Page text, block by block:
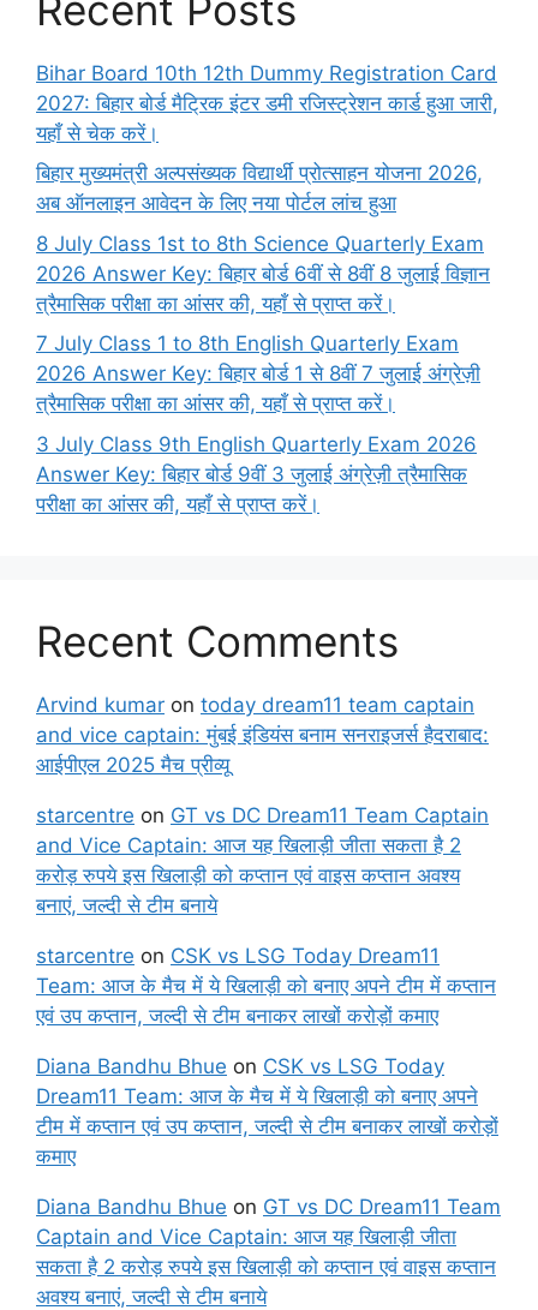
Bihar Board 10th 12th Dummy Registration Card
2027: बिहार बोर्ड मैट्रिक इंटर डमी रजिस्ट्रेशन कार्ड हुआ जारी,
यहाँ से चेक करें।
बिहार मुख्यमंत्री अल्पसंख्यक विद्यार्थी प्रोत्साहन योजना 2026,
अब ऑनलाइन आवेदन के लिए नया पोर्टल लांच हुआ
8 July Class 1st to 8th Science Quarterly Exam
2026 Answer Key: बिहार बोर्ड 6वीं से 8वीं 8 जुलाई विज्ञान
त्रैमासिक परीक्षा का आंसर की, यहाँ से प्राप्त करें।
7 July Class 1 to 8th English Quarterly Exam
2026 Answer Key: बिहार बोर्ड 1 से 8वीं 7 जुलाई अंग्रेज़ी
त्रैमासिक परीक्षा का आंसर की, यहाँ से प्राप्त करें।
3 July Class 9th English Quarterly Exam 2026
Answer Key: बिहार बोर्ड 9वीं 3 जुलाई अंग्रेज़ी त्रैमासिक
परीक्षा का आंसर की, यहाँ से प्राप्त करें।
Recent Comments
Arvind kumar on today dream11 team captain
and vice captain: मुंबई इंडियंस बनाम सनराइजर्स हैदराबाद:
आईपीएल 2025 मैच प्रीव्यू
starcentre on GT vs DC Dream11 Team Captain
and Vice Captain: आज यह खिलाड़ी जीता सकता है 2
करोड़ रुपये इस खिलाड़ी को कप्तान एवं वाइस कप्तान अवश्य
बनाएं, जल्दी से टीम बनाये
starcentre on CSK vs LSG Today Dream11
Team: आज के मैच में ये खिलाड़ी को बनाए अपने टीम में कप्तान
एवं उप कप्तान, जल्दी से टीम बनाकर लाखों करोड़ों कमाए
Diana Bandhu Bhue on CSK vs LSG Today
Dream11 Team: आज के मैच में ये खिलाड़ी को बनाए अपने
टीम में कप्तान एवं उप कप्तान, जल्दी से टीम बनाकर लाखों करोड़ों
कमाए
Diana Bandhu Bhue on GT vs DC Dream11 Team
Captain and Vice Captain: आज यह खिलाड़ी जीता
सकता है 2 करोड़ रुपये इस खिलाड़ी को कप्तान एवं वाइस कप्तान
अवश्य बनाएं, जल्दी से टीम बनाये